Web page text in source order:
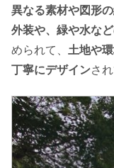
異なる素材や図形
外装や、緑や水な
められて、 土地や
丁寧にデザインさ